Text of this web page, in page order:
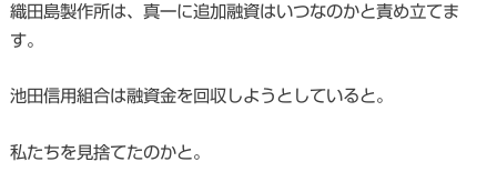
織田島製作所は、真一に追加融資はいつなのかと責め立てま
す。
池田信用組合は融資金を回収しようとしていると。
私たちを見捨てたのかと。